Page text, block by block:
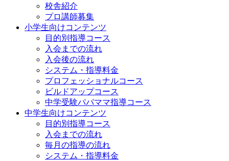
校舎紹介
プロ講師募集
小学生向けコンテンツ
目的別指導コース
入会までの流れ
入会後の流れ
システム・指導料金
プロフェッショナルコース
ビルドアップコース
中学受験パパママ指導コース
中学生向けコンテンツ
目的別指導コース
入会までの流れ
毎月の指導の流れ
システム・指導料金